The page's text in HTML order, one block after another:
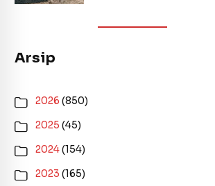
Arsip
2026 (850)
2025 (45)
2024(154)
2023 (165)